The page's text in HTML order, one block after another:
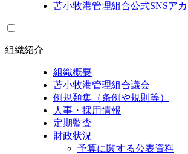
苫小牧港管理組合公式SNSアカ
組織紹介
組織概要
苫小牧港管理組合議会
例規類集（条例や規則等）
人事・採用情報
定期監査
財政状況
予算に関する公表資料